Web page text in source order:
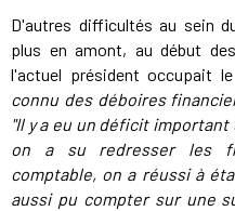
D'autres difficultés au sein
plus en amont, au début
l'actuel président occupait
connu des déboires
"Il y a eu un déficit important
on a su redresser les
comptable, on a réussi à
aussi pu compter sur une